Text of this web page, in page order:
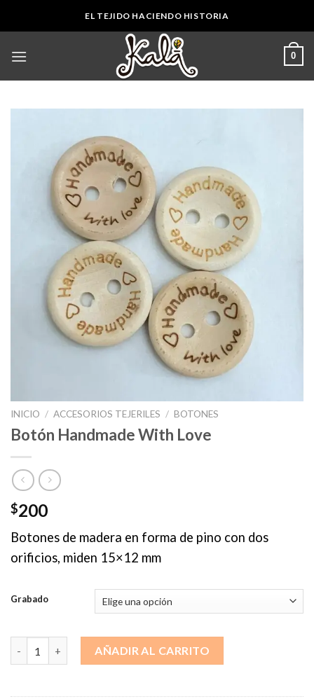
EL TEJIDO HACIENDO HISTORIA
0
INICIO / ACCESORIOS TEJERILES / BOTONES
Botón Handmade With Love
$200
Botones de madera en forma de pino con dos
orificios, miden 15×12 mm
Grabado
Botón Handmade With Love cantidad
AÑADIR AL CARRITO